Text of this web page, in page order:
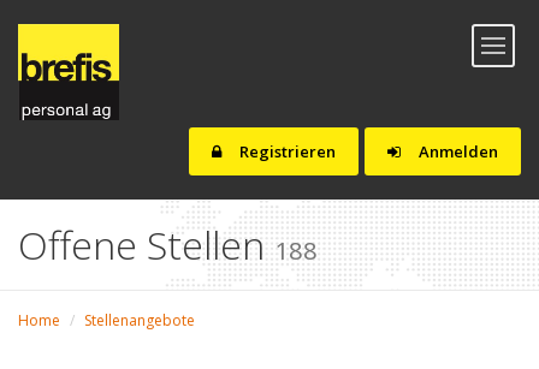
Anmelden
Registrieren
Toggle
Offene Stellen188
Home Stellenangebote